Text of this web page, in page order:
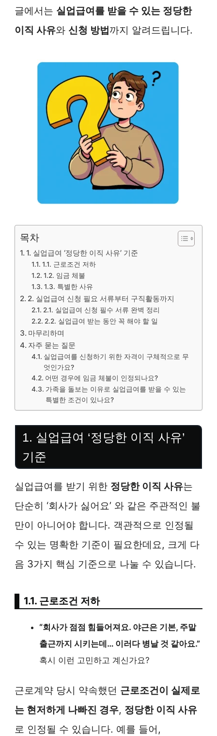
글에서는 실업급여를 받을 수 있는 정당한
이직 사유와 신청 방법까지 알려드립니다.
목차
1. 실업급여 ‘정당한 이직 사유’ 기준
1.1. 근로조건 저하
1.2. 임금 체불
1.3. 특별한 사유
2. 실업급여 신청 필요 서류부터 구직활동까지
2.1. 실업급여 신청 필수 서류 완벽 정리
2.2. 실업급여 받는 동안 꼭 해야 할 일
마무리하며
자주 묻는 질문
실업급여를 신청하기 위한 자격이 구체적으로 무
엇인가요?
어떤 경우에 임금 체불이 인정되나요?
가족을 돌보는 이유로 실업급여를 받을 수 있는
특별한 조건이 있나요?
1. 실업급여 ‘정당한 이직 사유’
기준
실업급여를 받기 위한 정당한 이직 사유는
단순히 ‘회사가 싫어요’ 와 같은 주관적인 불
만이 아니어야 합니다. 객관적으로 인정될
수 있는 명확한 기준이 필요한데요, 크게 다
음 3가지 핵심 기준으로 나눌 수 있습니다.
1.1. 근로조건 저하
“회사가 점점 힘들어져요. 야근은 기본, 주말
출근까지 시키는데… 이러다 병날 것 같아요.”
혹시 이런 고민하고 계신가요?
근로계약 당시 약속했던 근로조건이 실제로
는 현저하게 나빠진 경우, 정당한 이직 사유
로 인정될 수 있습니다. 예를 들어,